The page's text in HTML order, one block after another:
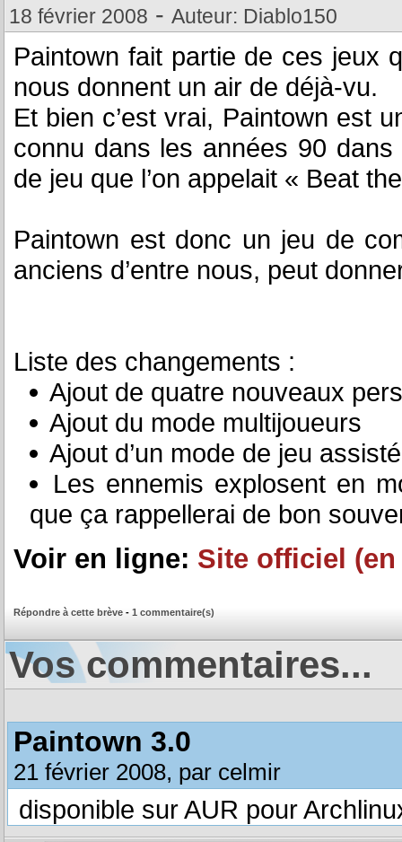
18 février 2008 - Auteur: Diablo150
Paintown fait partie de ces jeux
nous donnent un air de déjà-vu.
Et bien c’est vrai, Paintown est
connu dans les années 90
de jeu que l’on appelait « Beat
Paintown est donc un jeu de
anciens d’entre nous, peut
Liste des changements :
Ajout de quatre nouveaux
Ajout du mode multijoueurs
Ajout d’un mode de jeu
Les ennemis explosent en
que ça rappellerai de bon
Voir en ligne: Site officiel
Répondre à cette brève - 1 commentaire(s)
Vos commentaires...
Paintown 3.0
21 février 2008, par celmir
disponible sur AUR pour